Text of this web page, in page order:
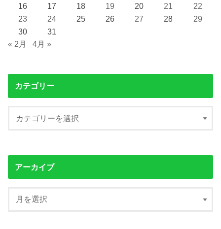
16
17 18 19 20 21
22
23
24 25 26 27 28
29
30
31
« 2月
4月 »
カテゴリー
アーカイブ